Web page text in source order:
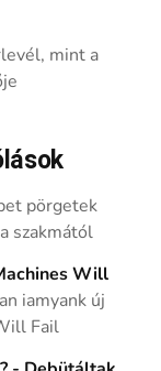
mint a
pörgetek
szakmától
Will
iamyank új
Fail